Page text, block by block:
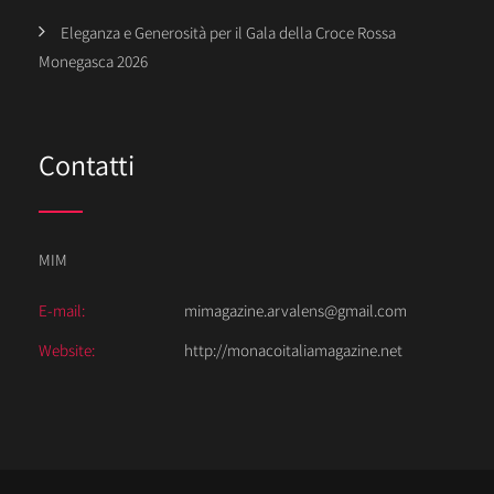
Eleganza e Generosità per il Gala della Croce Rossa
Monegasca 2026
Contatti
MIM
E-mail:
mimagazine.arvalens@gmail.com
Website:
http://monacoitaliamagazine.net